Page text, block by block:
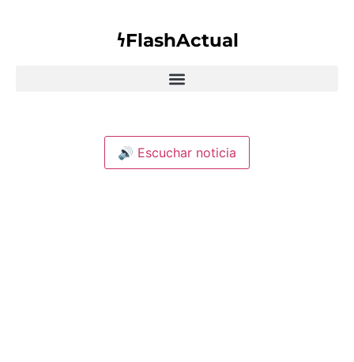
𐓏FlashActual
🔊 Escuchar noticia